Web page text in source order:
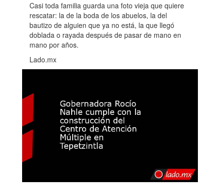
Casi toda familia guarda una foto vieja que quiere
rescatar: la de la boda de los abuelos, la del
bautizo de alguien que ya no está, la que llegó
doblada o rayada después de pasar de mano en
mano por años.
Lado.mx